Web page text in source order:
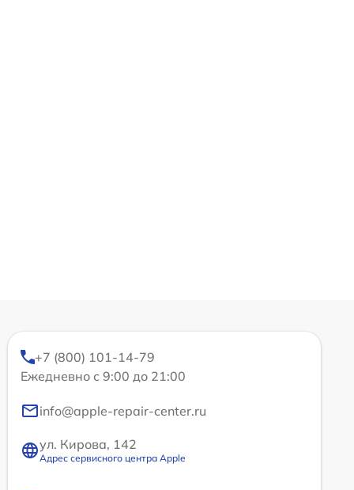
+7 (800) 101-14-79
Ежедневно с 9:00 до 21:00
info@apple-repair-center.ru
ул. Кирова, 142
Адрес сервисного центра Apple